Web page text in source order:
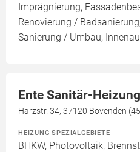
Imprägnierung,
Renovierung /
Sanierung / Umbau,
Ente Sanitär-
Harzstr. 34, 37120 Bovenden
HEIZUNG SPEZIALGEBIETE
BHKW, Photovoltaik,